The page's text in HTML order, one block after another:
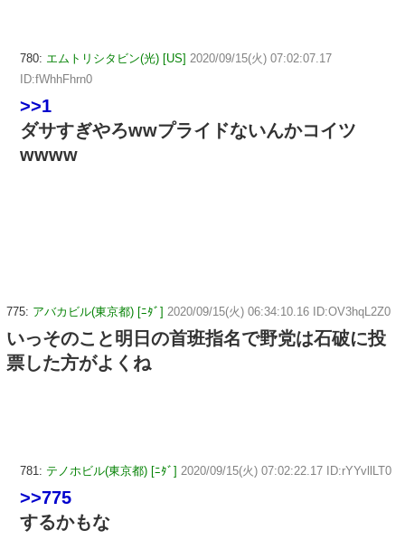
780: エムトリシタビン(光) [US] 2020/09/15(火) 07:02:07.17
ID:fWhhFhrn0
>>1
ダサすぎやろwwプライドないんかコイツ
wwww
775: アバカビル(東京都) [ﾆﾀﾞ] 2020/09/15(火) 06:34:10.16 ID:OV3hqL2Z0
いっそのこと明日の首班指名で野党は石破に投
票した方がよくね
781: テノホビル(東京都) [ﾆﾀﾞ] 2020/09/15(火) 07:02:22.17 ID:rYYvllLT0
>>775
するかもな